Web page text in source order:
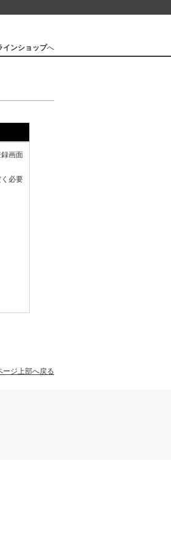
インショップへ
画面
必要
ージ上部へ戻る